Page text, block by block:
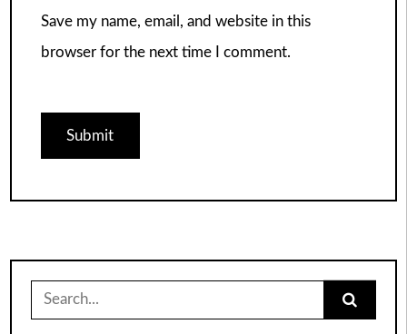
Save my name, email, and website in this
browser for the next time I comment.
for: